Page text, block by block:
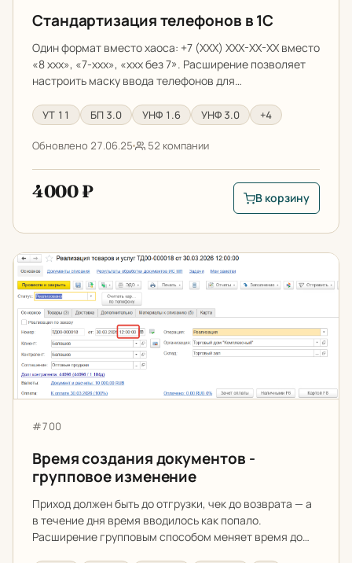
Стандартизация телефонов в 1С
Один формат вместо хаоса: +7 (XXX) XXX-XX-XX вместо
«8 xxx», «7-xxx», «xxx без 7». Расширение позволяет
настроить маску ввода телефонов для…
УТ 11 БП 3.0 УНФ 1.6 УНФ 3.0 +4
Обновлено 27.06.25 52 компании
4000 ₽
В корзину:
В корзину
Время создания документов - групповое изменение
Артикул:
#700
Время создания документов -
групповое изменение
Приход должен быть до отгрузки, чек до возврата — а
в течение дня время вводилось как попало.
Расширение групповым способом меняет время до…